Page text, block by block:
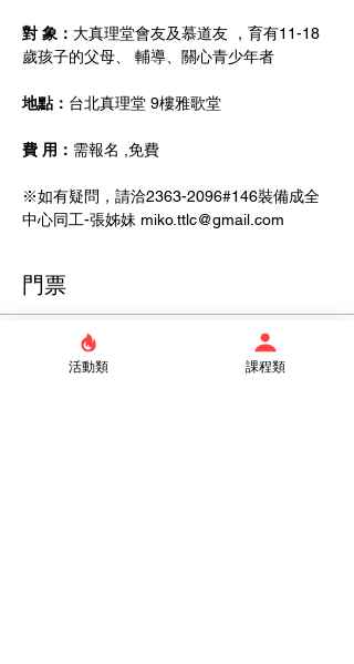
對 象： 大真理堂會友及慕道友 ，育有11-18
歲孩子的父母、 輔導、關心青少年者
地點： 台北真理堂 9樓雅歌堂
費 用： 需報名 ,免費
※如有疑問，請洽2363-2096#146裝備成全
中心同工-張姊妹 miko.ttlc@gmail.com
門票
銷售已完結
活動類 課程類